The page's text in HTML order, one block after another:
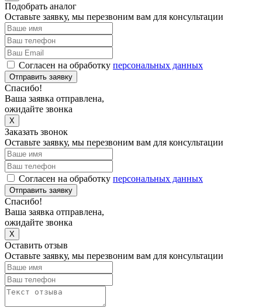
Подобрать аналог
Оставьте заявку, мы перезвоним вам для консультации
Согласен на обработку персональных данных
Отправить заявку
Спасибо!
Ваша заявка отправлена,
ожидайте звонка
X
Заказать звонок
Оставьте заявку, мы перезвоним вам для консультации
Согласен на обработку персональных данных
Отправить заявку
Спасибо!
Ваша заявка отправлена,
ожидайте звонка
X
Оставить отзыв
Оставьте заявку, мы перезвоним вам для консультации